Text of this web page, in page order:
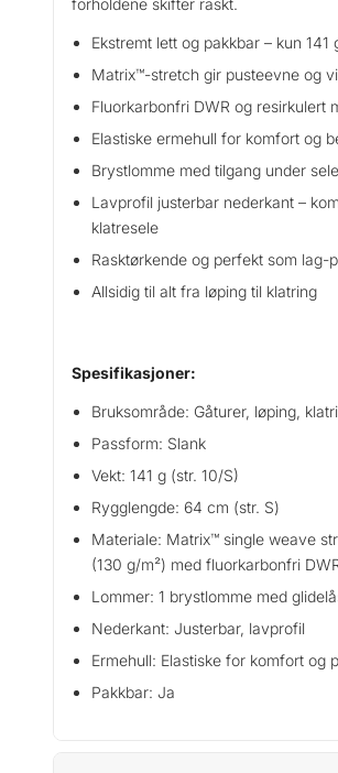
forholdene skifter raskt.
Ekstremt lett og pakkbar – kun 141
Matrix™-stretch gir pusteevne og
Fluorkarbonfri DWR og resirkulert
Elastiske ermehull for komfort og
Brystlomme med tilgang under sele
Lavprofil justerbar nederkant –
klatresele
Rasktørkende og perfekt som lag-
Allsidig til alt fra løping til klatring
Spesifikasjoner:
Bruksområde: Gåturer, løping,
Passform: Slank
Vekt: 141 g (str. 10/S)
Rygglengde: 64 cm (str. S)
Materiale: Matrix™ single weave
(130 g/m²) med fluorkarbonfri
Lommer: 1 brystlomme med
Nederkant: Justerbar, lavprofil
Ermehull: Elastiske for komfort og
Pakkbar: Ja